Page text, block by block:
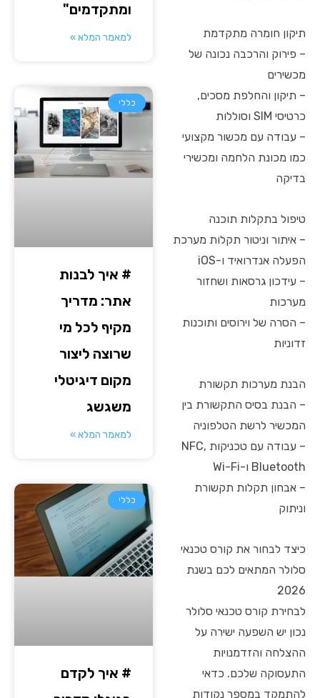
תיקון חומרה מתקדמת
– פירוק והרכבה נכונה של
מכשירים
– תיקון והחלפת מסכים,
כרטיסי SIM וסוללות
– עבודה עם מכשור מקצועי
כמו מכונת הלחמה ומכשירי
בדיקה
טיפול בתקלות תוכנה
– איתור וניטור תקלות מערכת
הפעלה אנדרואיד ו-iOS
– עידכון גרסאות ושחזור
מערכות
– הסרה של וירוסים ותוכנות
זדוניות
הבנת מערכות תקשורת
– הבנת בסיס התקשורת בין
המכשיר לרשת הטלפוניה
– עבודה עם טכניקות NFC,
Bluetooth ו-Wi-Fi
– אבחון תקלות תקשורת
וניתוק
כיצד לבחור את קורס טכנאי
סלולר המתאים לכם בשנת
2026
לבחירת קורס טכנאי סלולר
נכון יש השפעה ישירה על
ההצלחה והזדמנויות
התעסוקה שלכם. כדאי
להתמקד במספר נקודות
ומתקדמים"
למאמר המלא »
כללי
# איך לבנות
אתר: מדריך
מקיף לכל מי
שרוצה ליצור
מקום דיגיטלי
משגשג
למאמר המלא »
כללי
# איך לקדם